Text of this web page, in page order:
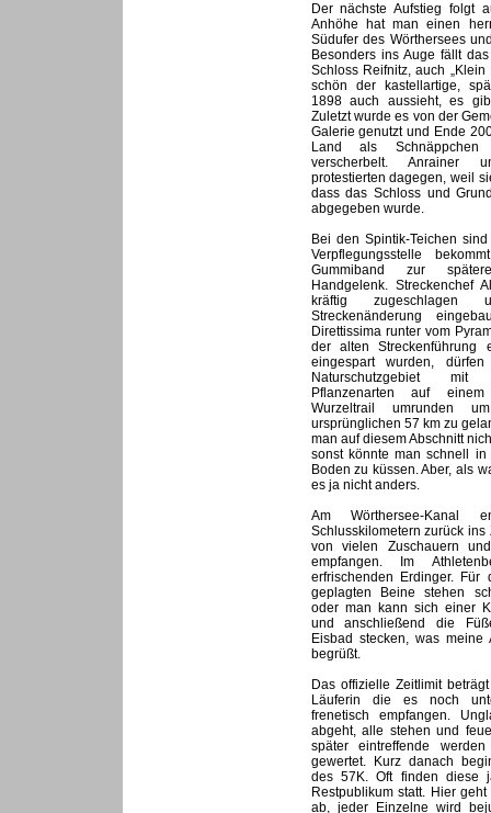
Der nächste Aufstieg folgt
Anhöhe hat man einen
Südufer des Wörthersees
Besonders ins Auge fällt
Schloss Reifnitz, auch „Klein
schön der kastellartige,
1898 auch aussieht, es
Zuletzt wurde es von der
Galerie genutzt und Ende
Land als
verscherbelt. Anrainer
protestierten dagegen, weil
dass das Schloss und
abgegeben wurde.
Bei den Spintik-Teichen
Verpflegungsstelle
Gummiband zur
Handgelenk. Streckenchef
kräftig
Streckenänderung
Direttissima runter vom
der alten Streckenführung
eingespart wurden,
Naturschutzgebiet
Pflanzenarten auf
Wurzeltrail umrunden
ursprünglichen 57 km zu
man auf diesem Abschnitt
sonst könnte man schnell in
Boden zu küssen. Aber, als
es ja nicht anders.
Am Wörthersee-Kanal
Schlusskilometern zurück
von vielen Zuschauern
empfangen. Im
erfrischenden Erdinger. Für
geplagten Beine stehen
oder man kann sich einer
und anschließend die
Eisbad stecken, was meine
begrüßt.
Das offizielle Zeitlimit
Läuferin die es noch
frenetisch empfangen.
abgeht, alle stehen und
später eintreffende
gewertet. Kurz danach
des 57K. Oft finden diese
Restpublikum statt. Hier
ab, jeder Einzelne wird